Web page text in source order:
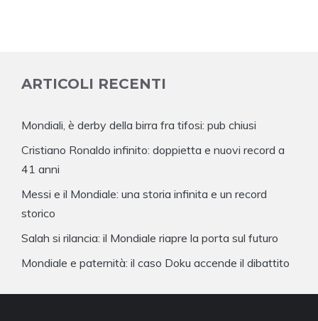
ARTICOLI RECENTI
Mondiali, è derby della birra fra tifosi: pub chiusi
Cristiano Ronaldo infinito: doppietta e nuovi record a
41 anni
Messi e il Mondiale: una storia infinita e un record
storico
Salah si rilancia: il Mondiale riapre la porta sul futuro
Mondiale e paternità: il caso Doku accende il dibattito